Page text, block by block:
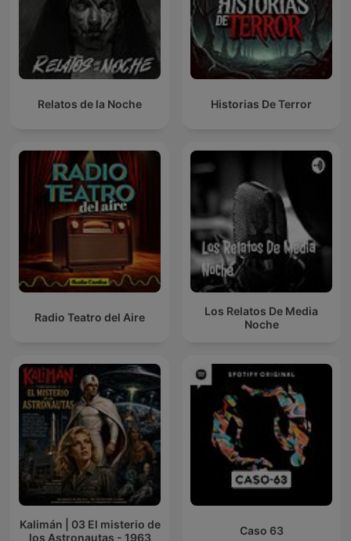
Relatos de la Noche Historias De Terror
Radio Teatro del Aire
Los Relatos De Media
Noche
Kalimán | 03 El misterio de
los Astronautas - 1963
Caso 63